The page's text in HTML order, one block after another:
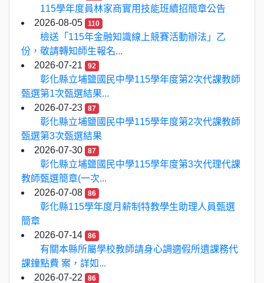
115學年度員林家商實用技能班續招簡章公告
2026-08-05
110
檢送「115年金融知識線上競賽活動辦法」乙
份，敬請轉知師生報名...
2026-07-21
92
彰化縣立埔鹽國民中學115學年度第2次代課教師
甄選第1次甄選結果...
2026-07-23
87
彰化縣立埔鹽國民中學115學年度第2次代課教師
甄選第3次甄選結果
2026-07-30
87
彰化縣立埔鹽國民中學115學年度第3次代理代課
教師甄選簡章(一次...
2026-07-08
86
彰化縣115學年度月薪制特教學生助理人員甄選
簡章
2026-07-14
86
有關本縣所屬學校教師請身心調適假所遺課務代
課鐘點費 案，詳如...
2026-07-22
86